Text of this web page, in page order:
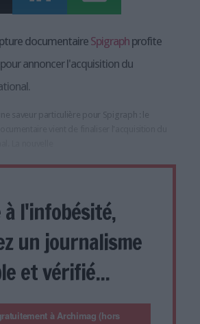
documentaire Spigraph profite
annoncer l'acquisition du
saveur particulière pour Spigraph : le
à l'infobésité,
un journalisme
et vérifié...
à Archimag (hors